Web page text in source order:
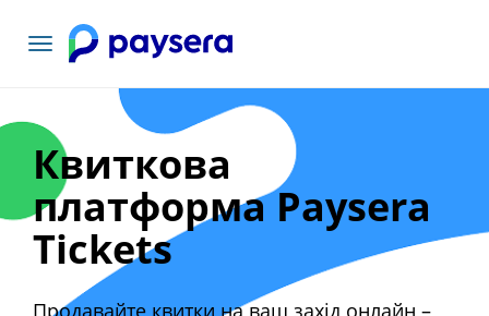
Переключити
навігацію
Квиткова
платформа Paysera
Tickets
Продавайте квитки на ваш захід онлайн –